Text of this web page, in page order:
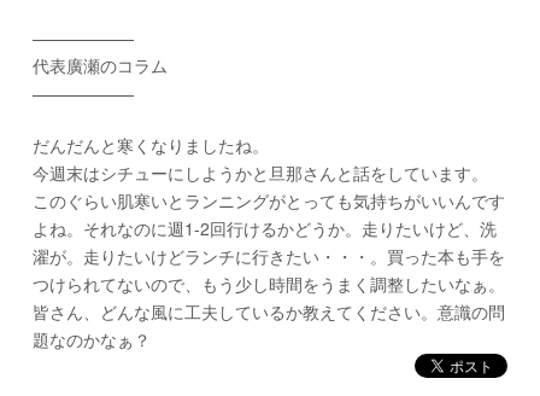
——————
代表廣瀬のコラム
——————
だんだんと寒くなりましたね。
今週末はシチューにしようかと旦那さんと話をしています。
このぐらい肌寒いとランニングがとっても気持ちがいいんです
よね。それなのに週1-2回行けるかどうか。走りたいけど、洗
濯が。走りたいけどランチに行きたい・・・。買った本も手を
つけられてないので、もう少し時間をうまく調整したいなぁ。
皆さん、どんな風に工夫しているか教えてください。意識の問
題なのかなぁ？